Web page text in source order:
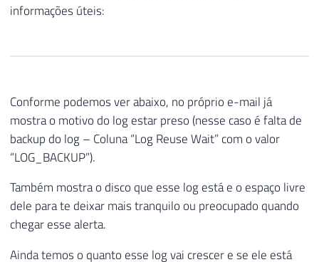
informações úteis:
Conforme podemos ver abaixo, no próprio e-mail já
mostra o motivo do log estar preso (nesse caso é falta de
backup do log – Coluna “Log Reuse Wait” com o valor
“LOG_BACKUP”).
Também mostra o disco que esse log está e o espaço livre
dele para te deixar mais tranquilo ou preocupado quando
chegar esse alerta.
Ainda temos o quanto esse log vai crescer e se ele está